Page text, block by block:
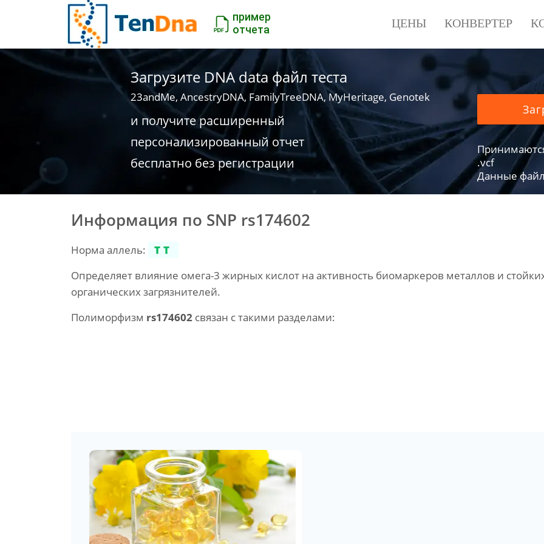
пример
отчета
ЦЕНЫ КОНВЕРТЕР
Загрузите DNA data файл теста
23andMe, AncestryDNA, FamilyTreeDNA, MyHeritage, Genotek
и получите расширенный
персонализированный отчет
бесплатно без регистрации
.vcf
Данные
Информация по SNP rs174602
Норма аллель:
TT
Определяет влияние омега-3 жирных кислот на активность биомаркеров металлов и
органических загрязнителей.
Полиморфизм rs174602 связан с такими разделами: